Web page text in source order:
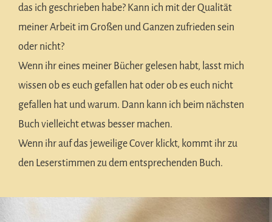
das ich geschrieben habe? Kann ich mit der Qualität
meiner Arbeit im Großen und Ganzen zufrieden sein
oder nicht?
Wenn ihr eines meiner Bücher gelesen habt, lasst mich
wissen ob es euch gefallen hat oder ob es euch nicht
gefallen hat und warum. Dann kann ich beim nächsten
Buch vielleicht etwas besser machen.
Wenn ihr auf das jeweilige Cover klickt, kommt ihr zu
den Leserstimmen zu dem entsprechenden Buch.